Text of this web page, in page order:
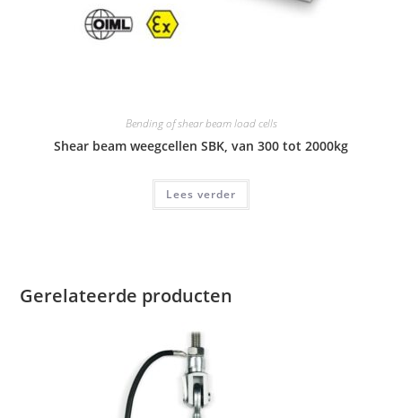
Bending of shear beam load cells
Shear beam weegcellen SBK, van 300 tot 2000kg
Lees verder
Gerelateerde producten